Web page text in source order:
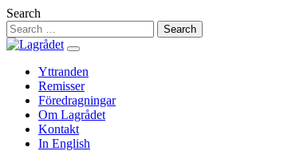
Hoppa
till
innehåll
Search
Yttranden
Remisser
Föredragningar
Om Lagrådet
Kontakt
In English